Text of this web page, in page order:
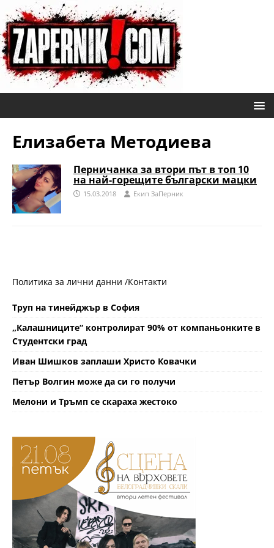
Елизабета Методиева
Перничанка за втори път в топ 10
на най-горещите български мацки
15.03.2018 Eкип ЗаПерник
Политика за лични данни /Контакти
Труп на тинейджър в София
„Калашниците“ контролират 90% от компаньонките в
Студентски град
Иван Шишков заплаши Христо Ковачки
Петър Волгин може да си го получи
Мелони и Тръмп се скараха жестоко